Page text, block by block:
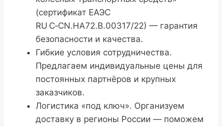
(сертификат ЕАЭС
RU С‑CN.НА72.В.00317/22) — гарантия
безопасности и качества.
Гибкие условия сотрудничества.
Предлагаем индивидуальные цены для
постоянных партнёров и крупных
заказчиков.
Логистика «под ключ». Организуем
доставку в регионы России — поможем